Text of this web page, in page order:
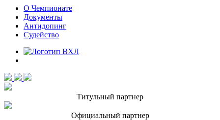
О Чемпионате
Документы
Антидопинг
Судейство
Титульный партнер
Официальный партнер